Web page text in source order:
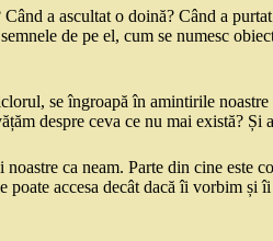
a ascultat o doină? Când a
de pe el, cum se numesc
se îngroapă în amintirile
despre ceva ce nu mai există? Și
ca neam. Parte din cine este
accesa decât dacă îi vorbim și